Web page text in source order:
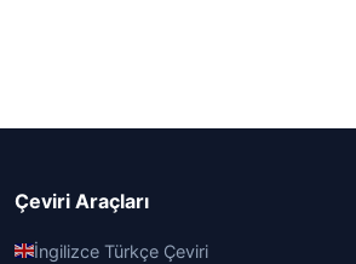
Çeviri Araçları
İngilizce Türkçe Çeviri